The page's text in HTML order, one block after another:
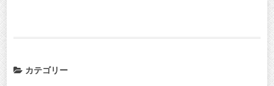
カテゴリー